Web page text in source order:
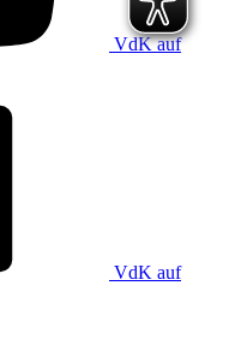
VdK auf
VdK auf